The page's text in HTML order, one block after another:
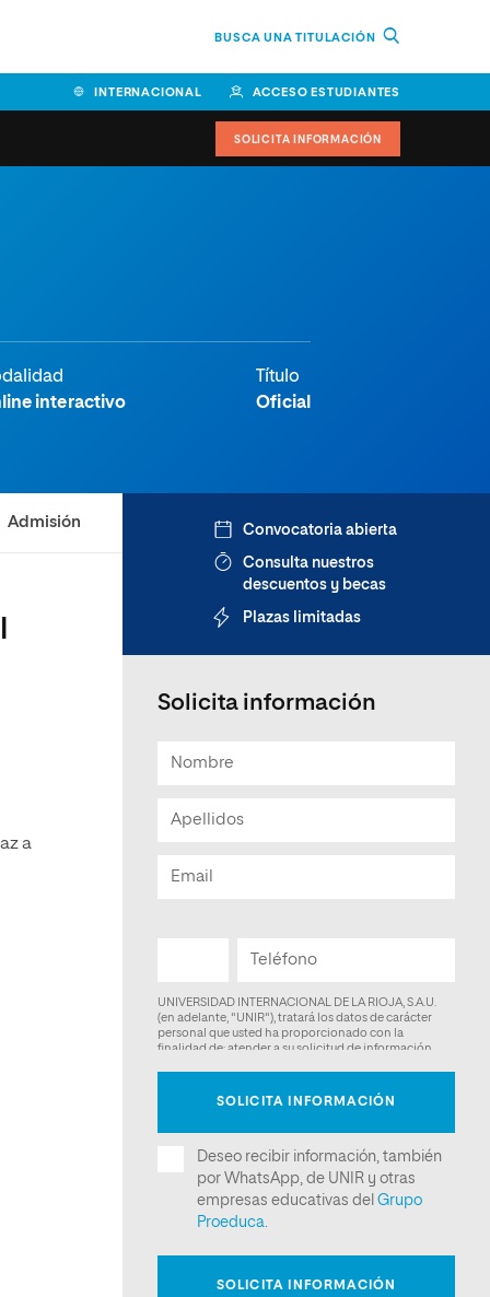
BUSCA UNA TITULACIÓN
INTERNACIONAL ACCESO ESTUDIANTES
SOLICITA INFORMACIÓN
interactivo
Título
Oficial
Admisión
a
Convocatoria abierta
Consulta nuestros
descuentos y becas
Plazas limitadas
Solicita información